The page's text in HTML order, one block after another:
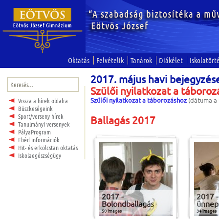
Oktatás Felvételik Tanárok Diákélet
Keresés:
Vissza a hírek oldalra
Büszkeségeink
Sport/verseny hírek
Tanulmányi versenyek
PályaProgram
Ebéd információk
Hit- és erkölcstan oktatás
Iskolaegészségügy
2017. május havi
Szülői nyilatkozat a
Szülői nyilatkozat a táborozáshoz (dátuma
Ballagás 2017
2017 -
Bolondballagás
50 images
2017
34 images